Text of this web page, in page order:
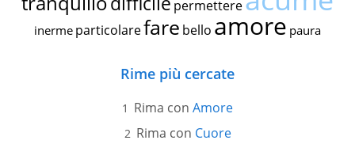
permettere
inerme particolarefare bello amore paura
Rime più cercate
Rima con Amore
Rima con Cuore